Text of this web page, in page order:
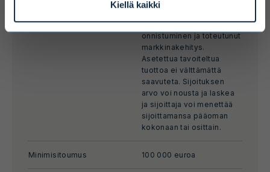
Kiellä kaikki
sijoitustoiminnan
onnistuminen ja toteutunut
markkinakehitys.
Asetettua tavoiteltua
tuottoa ei välttämättä
saavuteta. Sijoituksen
arvo voi nousta ja laskea
ja sijoittaja voi menettää
sijoittamansa pääoman
kokonaan tai osittain.
Minimisitoumus 100 000 euroa